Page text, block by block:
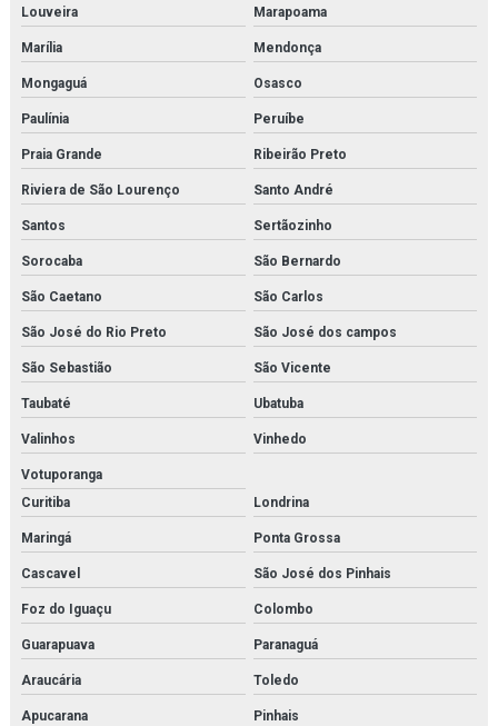
Inspeção de nr13
Inspeção de segurança em vasos de pressão
Inspeção em tubulações
Inspeção de tubulações orçamento
Inspeção de tubulações em rio de janeiro
Inspeção de vasos de pressão em rio de janeiro
Instalação de chiller
Instalação de chillers em rio de janeiro
Instalação de compressores em rio de janeiro
Instalação de fan coil
Instalação de fancoil em rio de janeiro
Louveira Marapoama
Marília Mendonça
Mongaguá Osasco
Paulínia Peruíbe
Praia Grande Ribeirão Preto
Riviera de São Lourenço Santo André
Santos Sertãozinho
Sorocaba São Bernardo
São Caetano São Carlos
São José do Rio Preto São José dos campos
São Sebastião São Vicente
Taubaté Ubatuba
Valinhos Vinhedo
Votuporanga
Curitiba
Londrina
Maringá Ponta Grossa
Cascavel São José dos Pinhais
Foz do Iguaçu Colombo
Guarapuava Paranaguá
Araucária Toledo
Apucarana Pinhais